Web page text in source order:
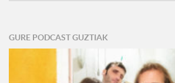
GURE PODCAST GUZTIAK